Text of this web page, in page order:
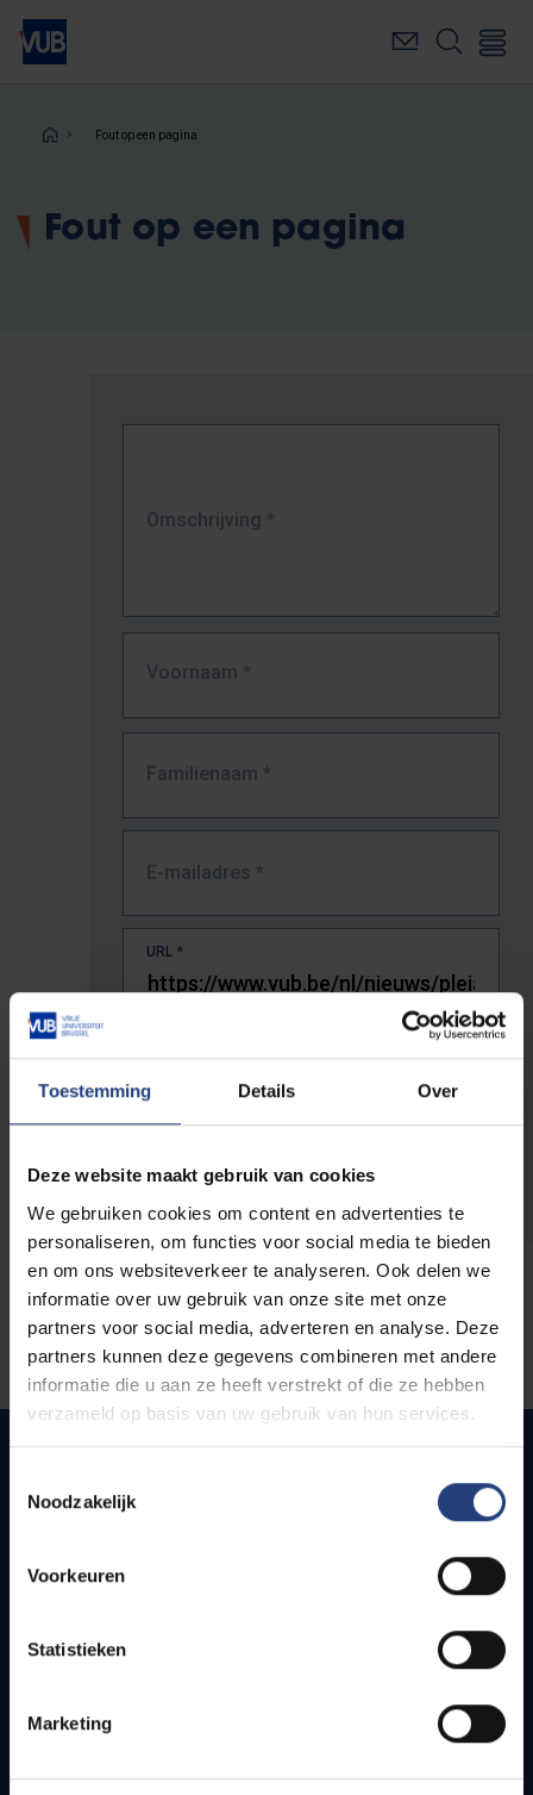
Toestemming Details Over
Deze website maakt gebruik van cookies
We gebruiken cookies om content en advertenties te
personaliseren, om functies voor social media te bieden
en om ons websiteverkeer te analyseren. Ook delen we
informatie over uw gebruik van onze site met onze
partners voor social media, adverteren en analyse. Deze
partners kunnen deze gegevens combineren met andere
informatie die u aan ze heeft verstrekt of die ze hebben
verzameld op basis van uw gebruik van hun services.
Noodzakelijk
Voorkeuren
Statistieken
Marketing
Overslaan
naar
inhoudKruimelpad
Fout op een pagina
Fout op een pagina
Omschrijving *
Voornaam *
Familienaam *
E-mailadres *
URL *
De volledige URL van de pagina waar je de fout zag.
Snel naar
Bereikbaarheid